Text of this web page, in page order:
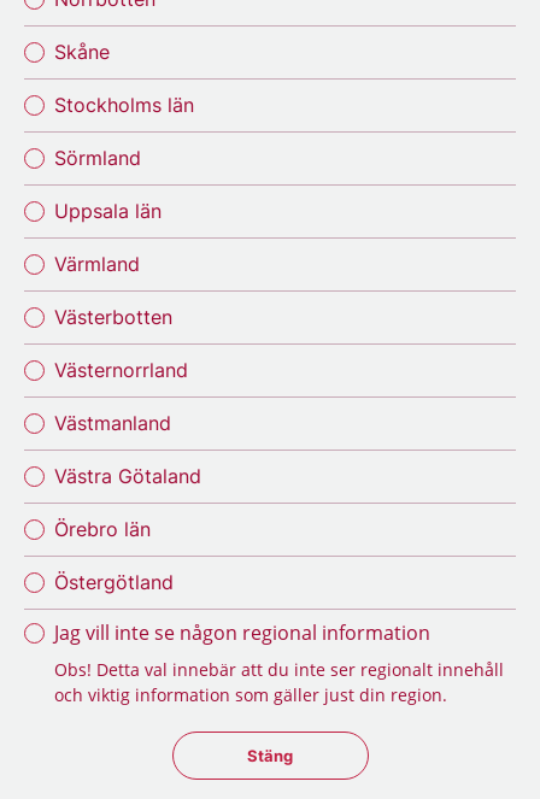
Skåne
Stockholms län
Sörmland
Uppsala län
Värmland
Västerbotten
Västernorrland
Västmanland
Västra Götaland
Örebro län
Östergötland
Jag vill inte se någon regional information
Obs! Detta val innebär att du inte ser regionalt innehåll
och viktig information som gäller just din region.
Stäng regionsväljaren
Stäng